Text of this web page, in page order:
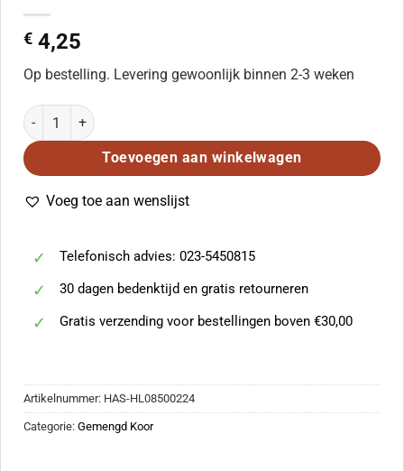
€ 4,25
Op bestelling. Levering gewoonlijk binnen 2-3 weken
Peter Hallock: Gloria in Excelsis Deo (SATB) aantal
Toevoegen aan winkelwagen
Voeg toe aan wenslijst
Telefonisch advies: 023-5450815
30 dagen bedenktijd en gratis retourneren
Gratis verzending voor bestellingen boven €30,00
Artikelnummer: HAS-HL08500224
Categorie: Gemengd Koor